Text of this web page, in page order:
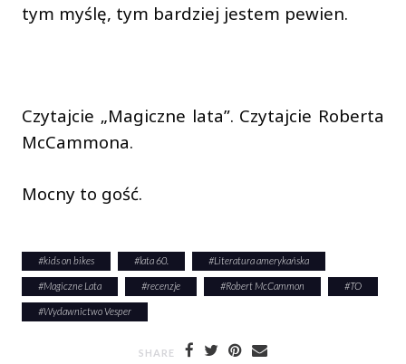
tym myślę, tym bardziej jestem pewien.
Czytajcie „Magiczne lata”. Czytajcie Roberta
McCammona.
Mocny to gość.
#kids on bikes #lata 60. #Literatura amerykańska
#Magiczne Lata #recenzje #Robert McCammon #TO
#Wydawnictwo Vesper
SHARE